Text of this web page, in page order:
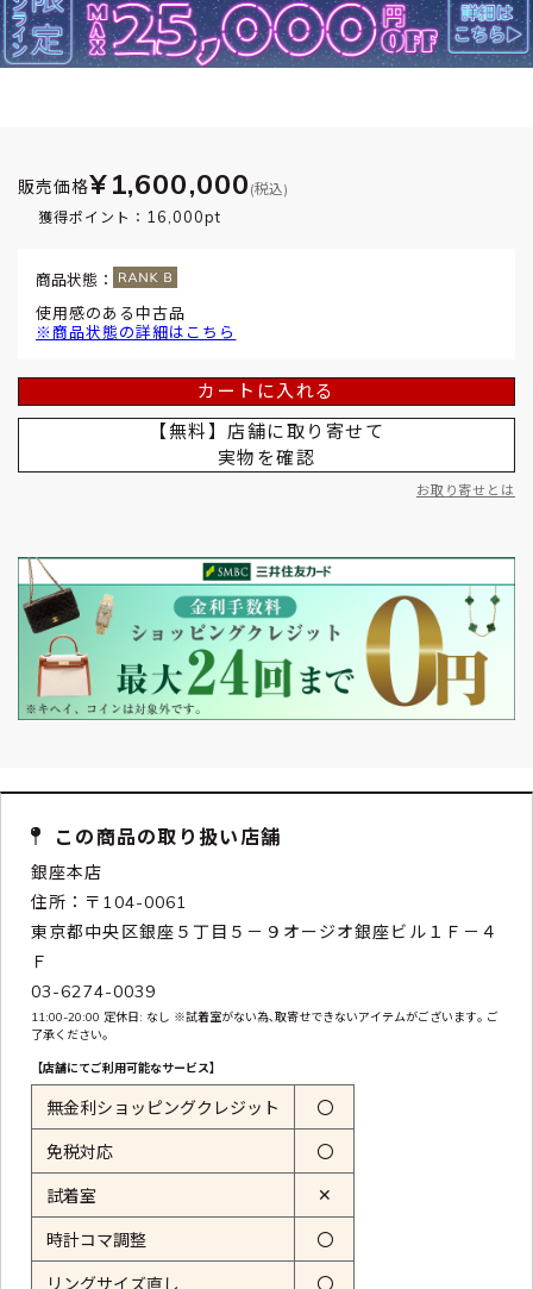
販売価格¥1,600,000 (税込)
獲得ポイント： 16,000pt
商品状態：
使用感のある中古品
※商品状態の詳細はこちら
カートに入れる
【無料】店舗に取り寄せて
実物を確認
お取り寄せとは
この商品の取り扱い店舗
銀座本店
住所：〒104-0061
東京都中央区銀座５丁目５－９オージオ銀座ビル１Ｆ－４
Ｆ
03-6274-0039
11:00-20:00 定休日: なし ※試着室がない為､取寄せできないアイテムがございます｡ ご
了承ください｡
【店舗にてご利用可能なサービス】
無金利ショッピングクレジット 〇
免税対応 〇
試着室 ✕
時計コマ調整 〇
リングサイズ直し 〇